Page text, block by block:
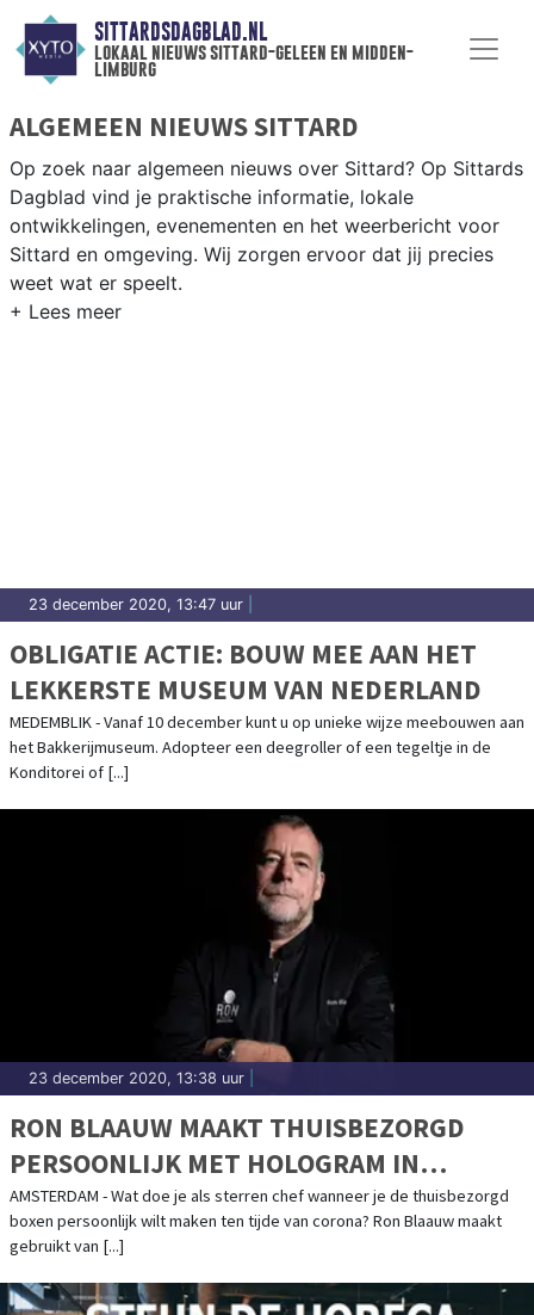
SITTARDSDAGBLAD.NL
lokaal nieuws sittard-geleen en midden-
limburg
ALGEMEEN NIEUWS SITTARD
Op zoek naar algemeen nieuws over Sittard? Op Sittards
Dagblad vind je praktische informatie, lokale
ontwikkelingen, evenementen en het weerbericht voor
Sittard en omgeving. Wij zorgen ervoor dat jij precies
weet wat er speelt.
23 december 2020, 13:47 uur
OBLIGATIE ACTIE: BOUW MEE AAN HET
LEKKERSTE MUSEUM VAN NEDERLAND
MEDEMBLIK - Vanaf 10 december kunt u op unieke wijze meebouwen aan
het Bakkerijmuseum. Adopteer een deegroller of een tegeltje in de
Konditorei of [...]
23 december 2020, 13:38 uur
RON BLAAUW MAAKT THUISBEZORGD
PERSOONLIJK MET HOLOGRAM IN
AUGMENTED REALITY
AMSTERDAM - Wat doe je als sterren chef wanneer je de thuisbezorgd
boxen persoonlijk wilt maken ten tijde van corona? Ron Blaauw maakt
gebruikt van [...]